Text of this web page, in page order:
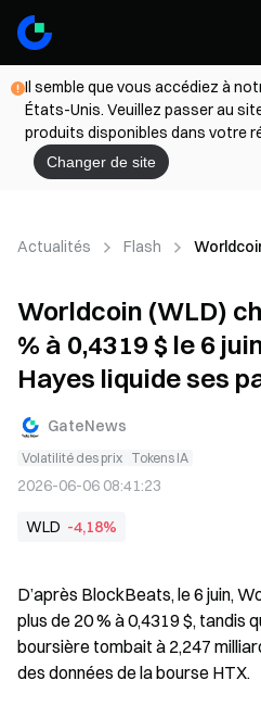
Il semble que vous accédiez à
États-Unis. Veuillez passer au
produits disponibles dans votre
Changer de site
Actualités Flash
Worldcoin (WLD)
% à 0,4319 $ le 6
Hayes liquide ses
GateNews
Volatilité des prix Tokens IA
2026-06-06 08:41:23
WLD -4,18%
D’après BlockBeats, le 6 juin,
plus de 20 % à 0,4319 $, tandis
boursière tombait à 2,247
des données de la bourse HTX.